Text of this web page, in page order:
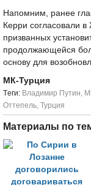
Напомним, ранее
Керри согласовали
призванных
продолжающейся
основу для
МК-Турция
Tеги: Владимир Путин,
Оттепель, Турция
Материалы по